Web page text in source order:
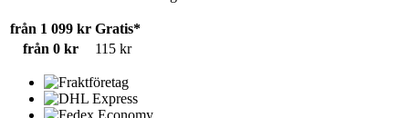
från 1 099 kr Gratis*
från 0 kr
115 kr